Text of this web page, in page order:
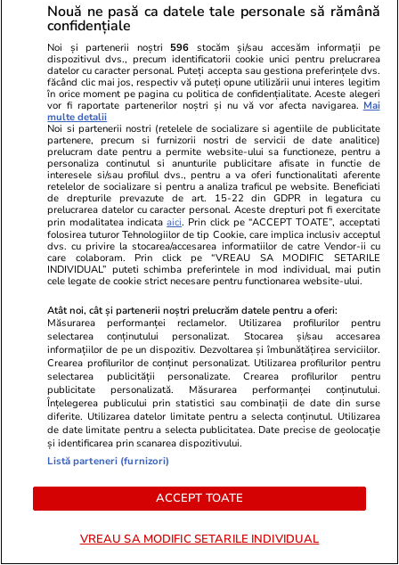
Știri Externe 29 iul.
Rusia îl acuză de terorism pe fondatorul
Telegram: Pavel Durov, anchetat sub acuzația
că aplicația sprijină serviciile secrete ucrainene
Citește mai multe
TRENDING
Ştiri 29 iul.
intre în audiență la procuroarea generală a
României: „Am rămas șocată!”
Știri Externe 29 iul.
Ultima noapte a prințului saudit găsit mort
într-un hotel de lux din Londra: autopsia a
Horoscop
Luna plină din 29 iulie deschide un nou capitol.
Nouă ne pasă ca datele tale personale să rămână
confidențiale
Noi și partenerii noștri 596 stocăm și/sau accesăm informații pe
dispozitivul dvs., precum identificatorii cookie unici pentru prelucrarea
datelor cu caracter personal. Puteți accepta sau gestiona preferințele dvs.
făcând clic mai jos, respectiv vă puteți opune utilizării unui interes legitim
în orice moment pe pagina cu politica de confidențialitate. Aceste alegeri
vor fi raportate partenerilor noștri și nu vă vor afecta navigarea. Mai
multe detalii
Noi si partenerii nostri (retelele de socializare si agentiile de publicitate
partenere, precum si furnizorii nostri de servicii de date analitice)
prelucram date pentru a permite website-ului sa functioneze, pentru a
personaliza continutul si anunturile publicitare afisate in functie de
interesele si/sau profilul dvs., pentru a va oferi functionalitati aferente
retelelor de socializare si pentru a analiza traficul pe website. Beneficiati
de drepturile prevazute de art. 15-22 din GDPR in legatura cu
prelucrarea datelor cu caracter personal. Aceste drepturi pot fi exercitate
prin modalitatea indicataaici. Prin click pe “ACCEPT TOATE”, acceptati
folosirea tuturor Tehnologiilor de tip Cookie, care implica inclusiv acceptul
dvs. cu privire la stocarea/accesarea informatiilor de catre Vendor-ii cu
care colaboram. Prin click pe “VREAU SA MODIFIC SETARILE
INDIVIDUAL” puteti schimba preferintele in mod individual, mai putin
cele legate de cookie strict necesare pentru functionarea website-ului.
Atât noi, cât și partenerii noștri prelucrăm datele pentru a oferi:
Măsurarea performanței reclamelor. Utilizarea profilurilor pentru
selectarea conținutului personalizat. Stocarea și/sau accesarea
informațiilor de pe un dispozitiv. Dezvoltarea și îmbunătățirea serviciilor.
Crearea profilurilor de conținut personalizat. Utilizarea profilurilor pentru
selectarea publicității personalizate. Crearea profilurilor pentru
publicitate personalizată. Măsurarea performanței conținutului.
Înțelegerea publicului prin statistici sau combinații de date din surse
diferite. Utilizarea datelor limitate pentru a selecta conținutul. Utilizarea
de date limitate pentru a selecta publicitatea. Date precise de geolocație
și identificarea prin scanarea dispozitivului.
Listă parteneri (furnizori)
ACCEPT TOATE
VREAU SA MODIFIC SETARILE INDIVIDUAL